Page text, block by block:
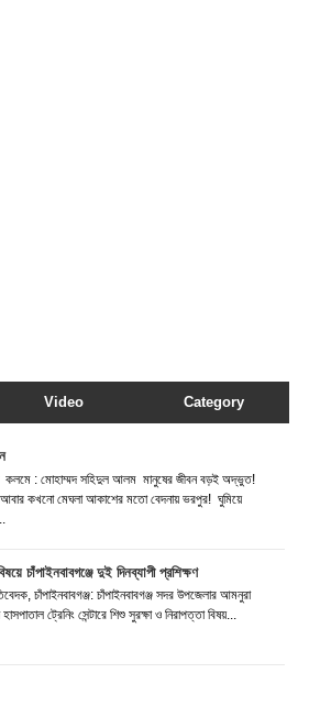
Video Category
কলমে : মোহাম্মদ সহিদুল আলম মানুষের জীবন বড়ই অদ্ভুত!
কখনো মেঘলা আকাশের মতো বেদনায় ভরপুর! ঘুমিয়ে
চাঁপাইনবাবগঞ্জে দুই দিনব্যাপী প্রশিক্ষণ
চাঁপাইনবাবগঞ্জ: চাঁপাইনবাবগঞ্জ সদর উপজেলার আমনুরা
ট্রেনিং সেন্টারে শিশু সুরক্ষা ও নিরাপত্তা বিষয়...